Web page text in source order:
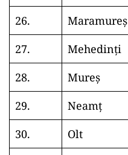
26.
Maramureș
27.
Mehedinți
28.
Mureș
29.
Neamț
30.
Olt